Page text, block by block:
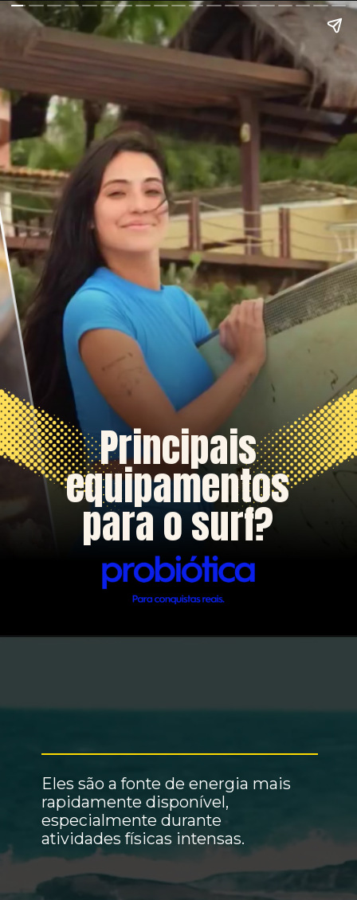
Principais
equipamentos
para o surf?
Eles são a fonte de energia mais
rapidamente disponível,
especialmente durante
atividades físicas intensas.